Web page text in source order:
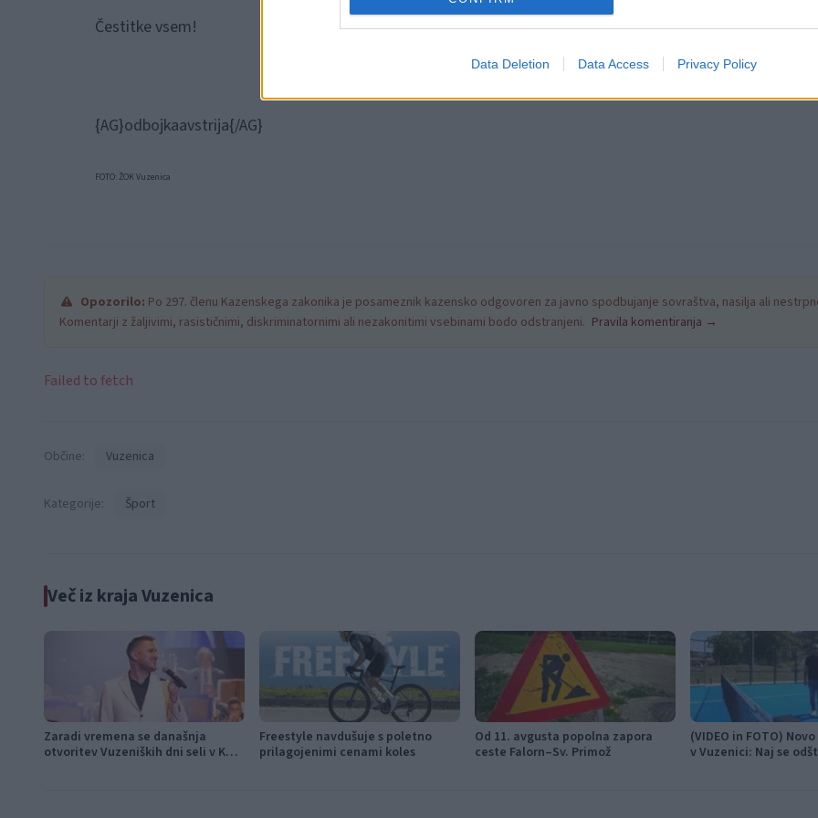
Data Deletion Data Access Privacy Policy
Čestitke vsem!
{AG}odbojkaavstrija{/AG}
FOTO: ŽOK Vuzenica
Opozorilo: Po 297. členu Kazenskega zakonika je posameznik kazensko odgovoren za javno spodbujanje sovraštva, nasilja ali
Komentarji z žaljivimi, rasističnimi, diskriminatornimi ali nezakonitimi vsebinami bodo odstranjeni. Pravila komentiranja →
Failed to fetch
Občine: Vuzenica
Kategorije: Šport
Več iz kraja Vuzenica
Zaradi vremena se današnja
otvoritev Vuzeniških dni seli v KUC
Freestyle navdušuje s poletno
prilagojenimi cenami koles
Od 11. avgusta popolna zapora
ceste Falorn–Sv. Primož
(VIDEO in FOTO)
v Vuzenici: Naj se